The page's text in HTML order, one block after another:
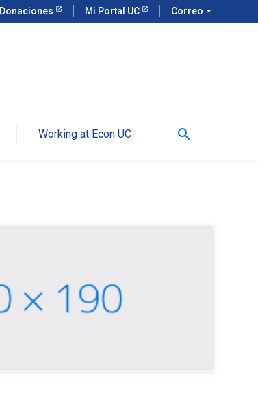
Donaciones Mi Portal UC Correo arrow_drop_down
Working at Econ UC search